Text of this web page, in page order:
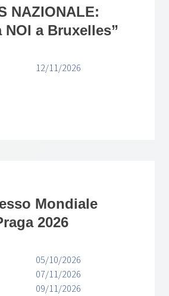
NAZIONALE:
NOI a Bruxelles”
12/11/2026
Mondiale
2026
05/10/2026
07/11/2026
09/11/2026